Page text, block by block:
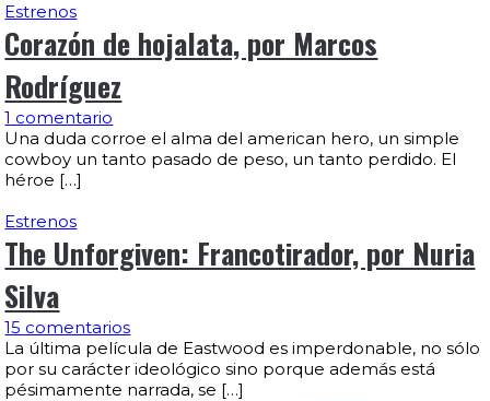
Estrenos
Corazón de hojalata, por Marcos
Rodríguez
1 comentario
Una duda corroe el alma del american hero, un simple
cowboy un tanto pasado de peso, un tanto perdido. El
héroe […]
Estrenos
The Unforgiven: Francotirador, por Nuria
Silva
15 comentarios
La última película de Eastwood es imperdonable, no sólo
por su carácter ideológico sino porque además está
pésimamente narrada, se […]